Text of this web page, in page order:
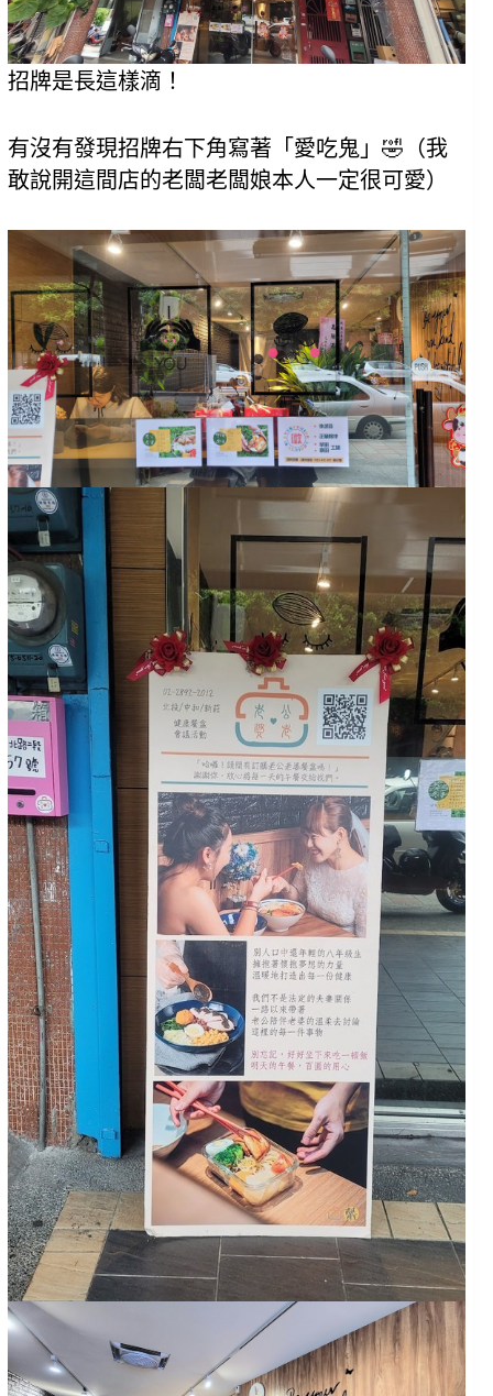
招牌是長這樣滴！
有沒有發現招牌右下角寫著「愛吃鬼」🤣 （我
敢說開這間店的老闆老闆娘本人一定很可愛）